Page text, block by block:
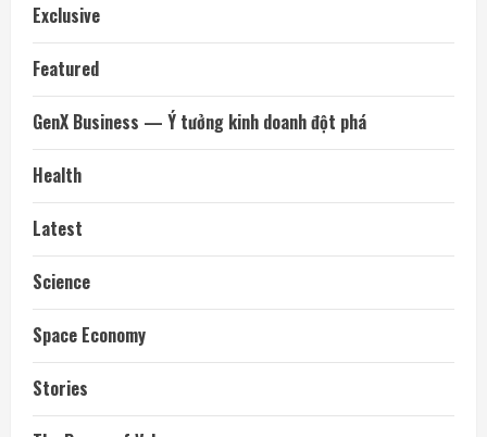
Exclusive
Featured
GenX Business — Ý tưởng kinh doanh đột phá
Health
Latest
Science
Space Economy
Stories